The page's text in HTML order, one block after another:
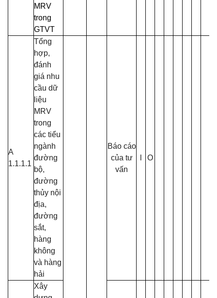
MRV
trong
GTVT
A
1.1.1.1
Tổng
hợp,
đánh
giá nhu
cầu dữ
liệu
MRV
trong
các tiểu
ngành
đường
bộ,
đường
thủy nội
địa,
đường
sắt,
hàng
không
và hàng
hải
Báo cáo
của tư
vấn
O
Xây